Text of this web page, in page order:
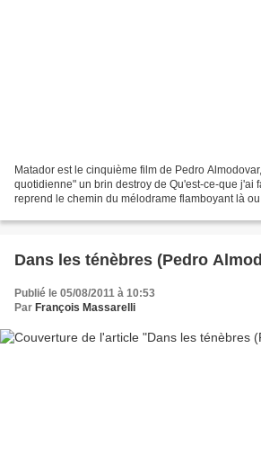
Matador est le cinquième film de Pedro
quotidienne" un brin destroy de Qu'est-ce-que j'ai
reprend le chemin du mélodrame flamboyant là
Dans les ténèbres (Pedro
Publié le 05/08/2011 à 10:53
Par François Massarelli